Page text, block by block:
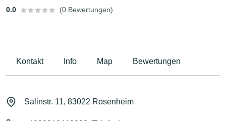
0.0 (0 Bewertungen)
Kontakt Info Map Bewertungen
Salinstr. 11, 83022 Rosenheim